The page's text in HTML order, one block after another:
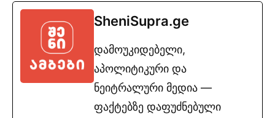
SheniSupra.ge
დამოუკიდებელი,
აპოლიტიკური და
ნეიტრალური მედია —
ფაქტებზე დაფუძნებული